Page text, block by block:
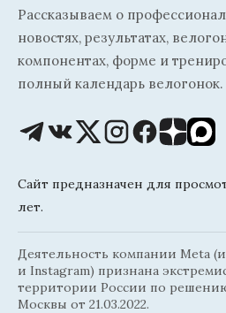
Рассказываем о
новостях, результатах,
компонентах, форме и
полный календарь велогонок.
Сайт предназначен для
лет.
Деятельность компании Meta
и Instagram) признана
территории России по
Москвы от 21.03.2022.